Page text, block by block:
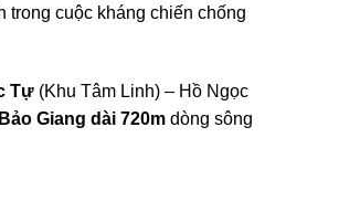
trong cuộc kháng chiến chống
Tự (Khu Tâm Linh) – Hồ Ngọc
Bảo Giang dài 720m dòng sông